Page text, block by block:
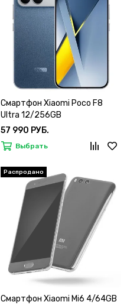
Смартфон Xiaomi Poco F8
Ultra 12/256GB
57 990 РУБ.
Выбрать
Смартфон Xiaomi Mi6 4/64GB